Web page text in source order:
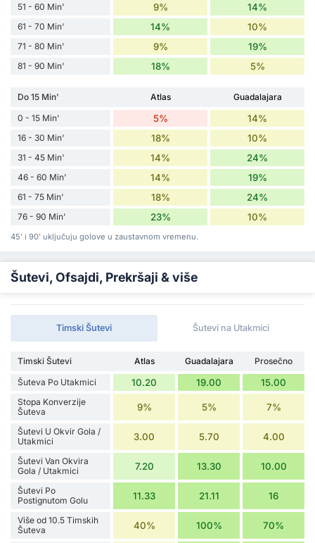
51 - 60 Min' 9% 14%
61 - 70 Min' 14% 10%
71 - 80 Min' 9% 19%
81 - 90 Min' 18% 5%
Do 15 Min' Atlas
Guadalajara
0 - 15 Min'
5% 14%
16 - 30 Min' 18% 10%
31 - 45 Min' 14% 24%
46 - 60 Min' 14% 19%
61 - 75 Min' 18% 24%
76 - 90 Min' 23% 10%
45' i 90' uključuju golove u zaustavnom vremenu.
Šutevi, Ofsajdi, Prekršaji & više
Timski Šutevi Šutevi na Utakmici
Timski Šutevi Atlas Guadalajara
Prosečno
Šuteva Po Utakmici
10.20 19.00 15.00
Stopa Konverzije
Šuteva
9% 5% 7%
Šutevi U Okvir Gola /
Utakmici
3.00 5.70 4.00
Šutevi Van Okvira
Gola / Utakmici
7.20 13.30 10.00
Šutevi Po
Postignutom Golu
11.33 21.11 16
Više od 10.5 Timskih
Šuteva
40% 100% 70%